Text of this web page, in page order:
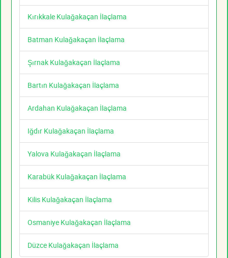
Kırıkkale Kulağakaçan İlaçlama
Batman Kulağakaçan İlaçlama
Şırnak Kulağakaçan İlaçlama
Bartın Kulağakaçan İlaçlama
Ardahan Kulağakaçan İlaçlama
Iğdır Kulağakaçan İlaçlama
Yalova Kulağakaçan İlaçlama
Karabük Kulağakaçan İlaçlama
Kilis Kulağakaçan İlaçlama
Osmaniye Kulağakaçan İlaçlama
Düzce Kulağakaçan İlaçlama